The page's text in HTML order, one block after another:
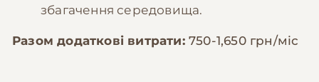
збагачення середовища.
Разом додаткові витрати: 750-1,650 грн/міс